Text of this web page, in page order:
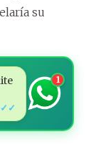
su
✓✓
1